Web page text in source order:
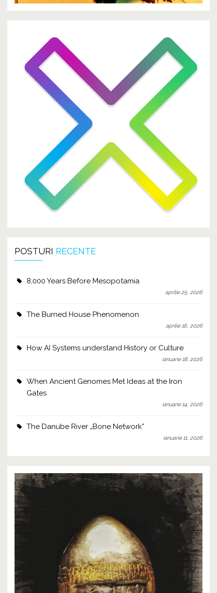
POSTURI RECENTE
8,000 Years Before Mesopotamia
aprilie 25, 2026
The Burned House Phenomenon
aprilie 16, 2026
How AI Systems understand History or Culture
ianuarie 18, 2026
When Ancient Genomes Met Ideas at the Iron
Gates
ianuarie 14, 2026
The Danube River „Bone Network”
ianuarie 11, 2026